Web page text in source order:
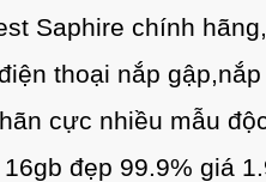
Saphire chính
thoại nắp
cực nhiều mẫu
đẹp 99.9% giá